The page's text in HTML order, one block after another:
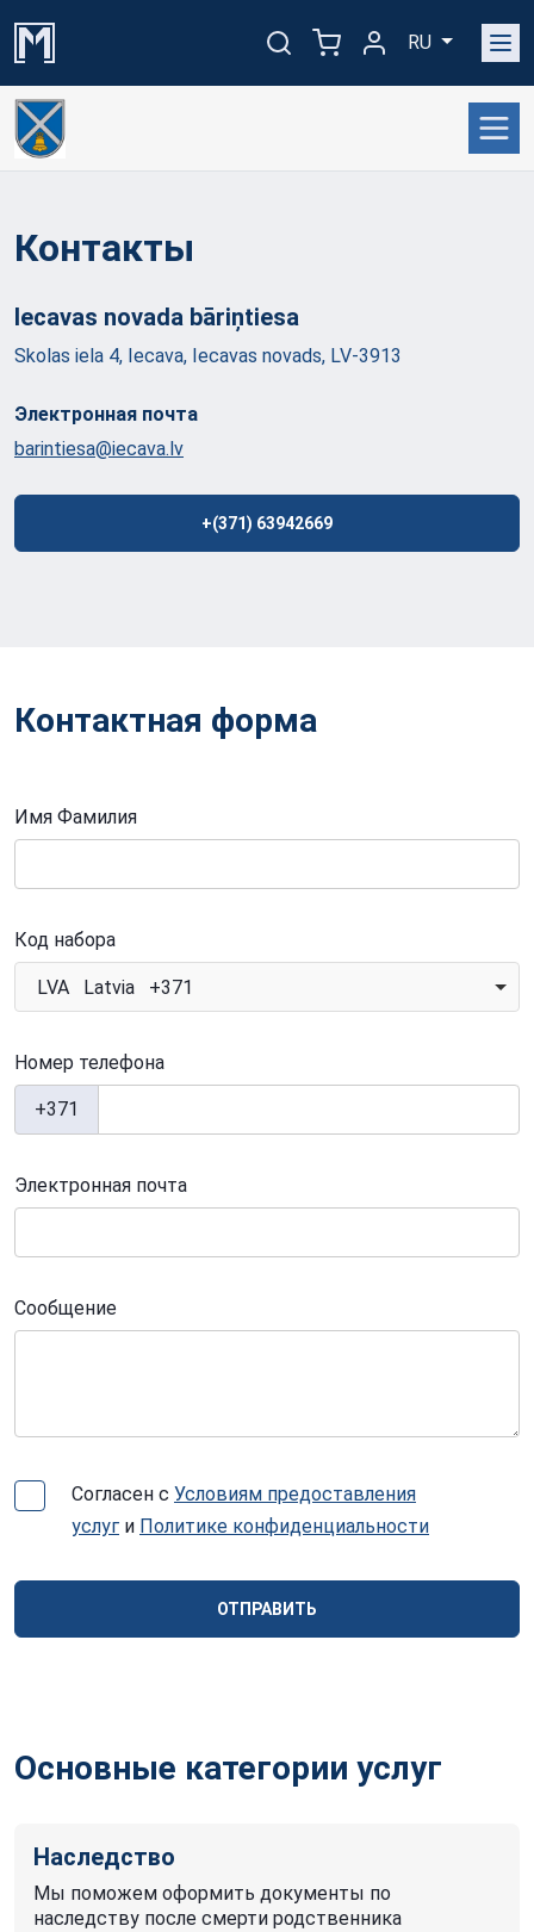
RU
Контакты
Iecavas novada bāriņtiesa
Skolas iela 4, Iecava, Iecavas novads, LV-3913
Электронная почта
barintiesa@iecava.lv
+(371) 63942669
Контактная форма
Имя Фамилия
Код набора
LVA Latvia +371
Номер телефона
+371
Электронная почта
Сообщение
Согласен с Условиям предоставления
услуг и Политике конфиденциальности
ОТПРАВИТЬ
Основные категории услуг
Наследство
Мы поможем оформить документы по
наследству после смерти родственника